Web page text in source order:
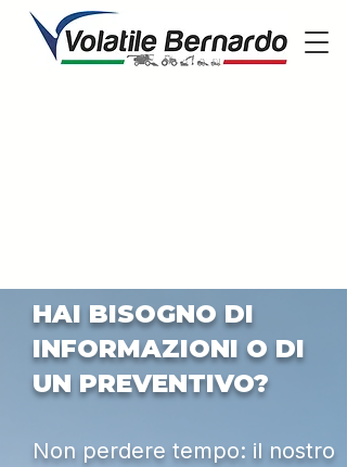
HAI BISOGNO DI
INFORMAZIONI O DI
UN PREVENTIVO?
Non perdere tempo: il nostro